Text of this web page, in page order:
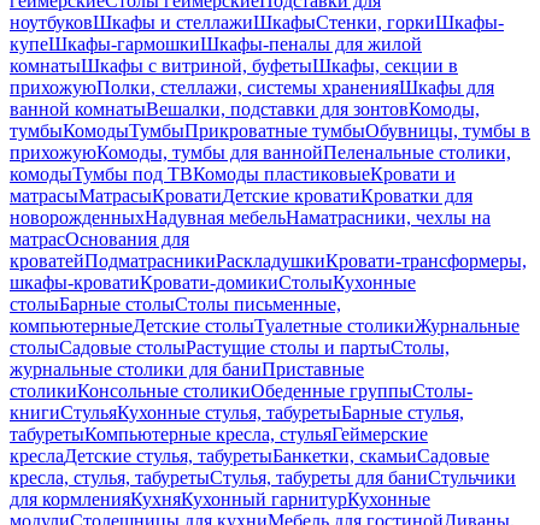
ноутбуковШкафы и стеллажиШкафыСтенки, горкиШкафы-
купеШкафы-гармошкиШкафы-пеналы для жилой
комнатыШкафы с витриной, буфетыШкафы, секции в
прихожуюПолки, стеллажи, системы храненияШкафы для
ванной комнатыВешалки, подставки для зонтовКомоды,
тумбыКомодыТумбыПрикроватные тумбыОбувницы, тумбы в
прихожуюКомоды, тумбы для ваннойПеленальные столики,
комодыТумбы под ТВКомоды пластиковыеКровати и
матрасыМатрасыКроватиДетские кроватиКроватки для
новорожденныхНадувная мебельНаматрасники, чехлы на
матрасОснования для
кроватейПодматрасникиРаскладушкиКровати-трансформеры,
шкафы-кроватиКровати-домикиСтолыКухонные
столыБарные столыСтолы письменные,
компьютерныеДетские столыТуалетные столикиЖурнальные
столыСадовые столыРастущие столы и партыСтолы,
журнальные столики для баниПриставные
столикиКонсольные столикиОбеденные группыСтолы-
книгиСтульяКухонные стулья, табуретыБарные стулья,
табуретыКомпьютерные кресла, стульяГеймерские
креслаДетские стулья, табуретыБанкетки, скамьиСадовые
кресла, стулья, табуретыСтулья, табуреты для баниСтульчики
для кормленияКухняКухонный гарнитурКухонные
модулиСтолешницы для кухниМебель для гостинойДиваны,